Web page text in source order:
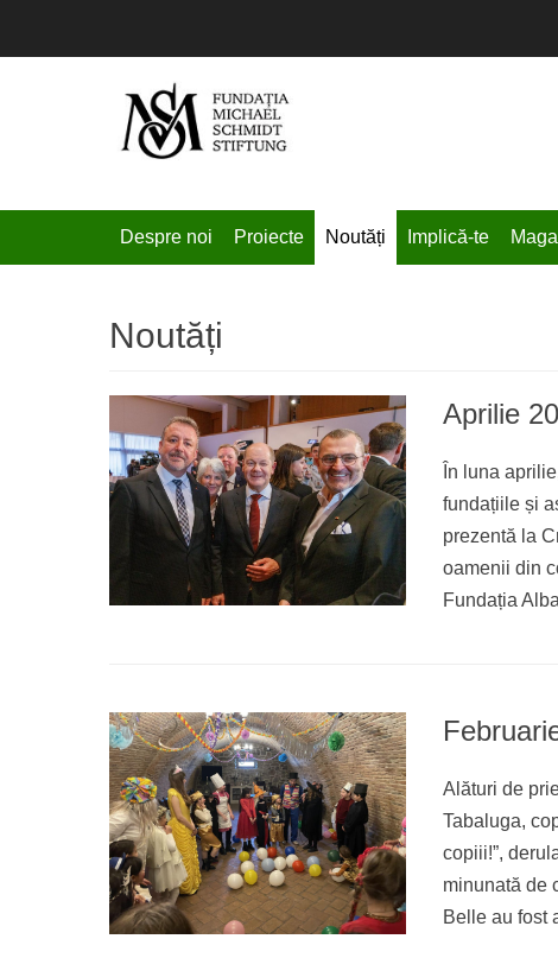
Fundatia Michael
Primary Menu
Skip
Despre noi Proiecte Noutăți Implică-te
Noutăți
Aprilie
În luna
fundațiile și
prezentă la
oamenii din
Fundația
Alături de
Tabaluga,
copiii!”,
minunată de
Belle au fost